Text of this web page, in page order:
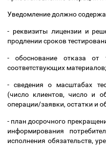
Уведомление должно
- реквизиты лицензии и
продлении сроков
- обоснование отказа от
соответствующих материалов;
- сведения о масштабах
(число клиентов, число и
операции/заявки, остатки и
- план досрочного
информирования
исполнения обязательств,